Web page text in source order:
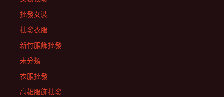
批發女裝
批發衣服
新竹服飾批發
未分類
衣服批發
高雄服飾批發